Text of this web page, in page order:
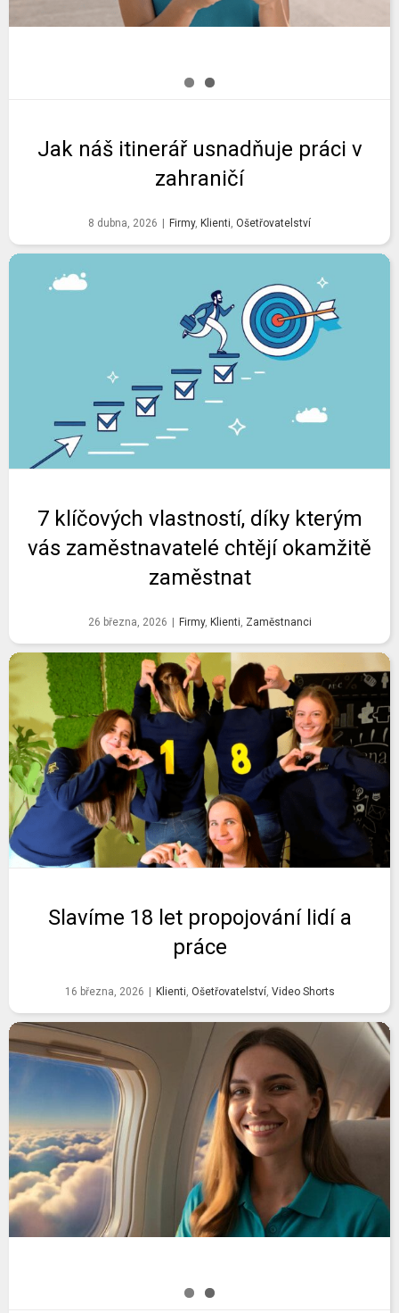
Jak náš itinerář usnadňuje práci v
zahraničí
8 dubna, 2026 Firmy, Klienti, Ošetřovatelství
7 klíčových vlastností, díky kterým
vás zaměstnavatelé chtějí okamžitě
zaměstnat
26 března, 2026 Firmy, Klienti, Zaměstnanci
Slavíme 18 let propojování lidí a
práce
16 března, 2026 Klienti, Ošetřovatelství, Video Shorts